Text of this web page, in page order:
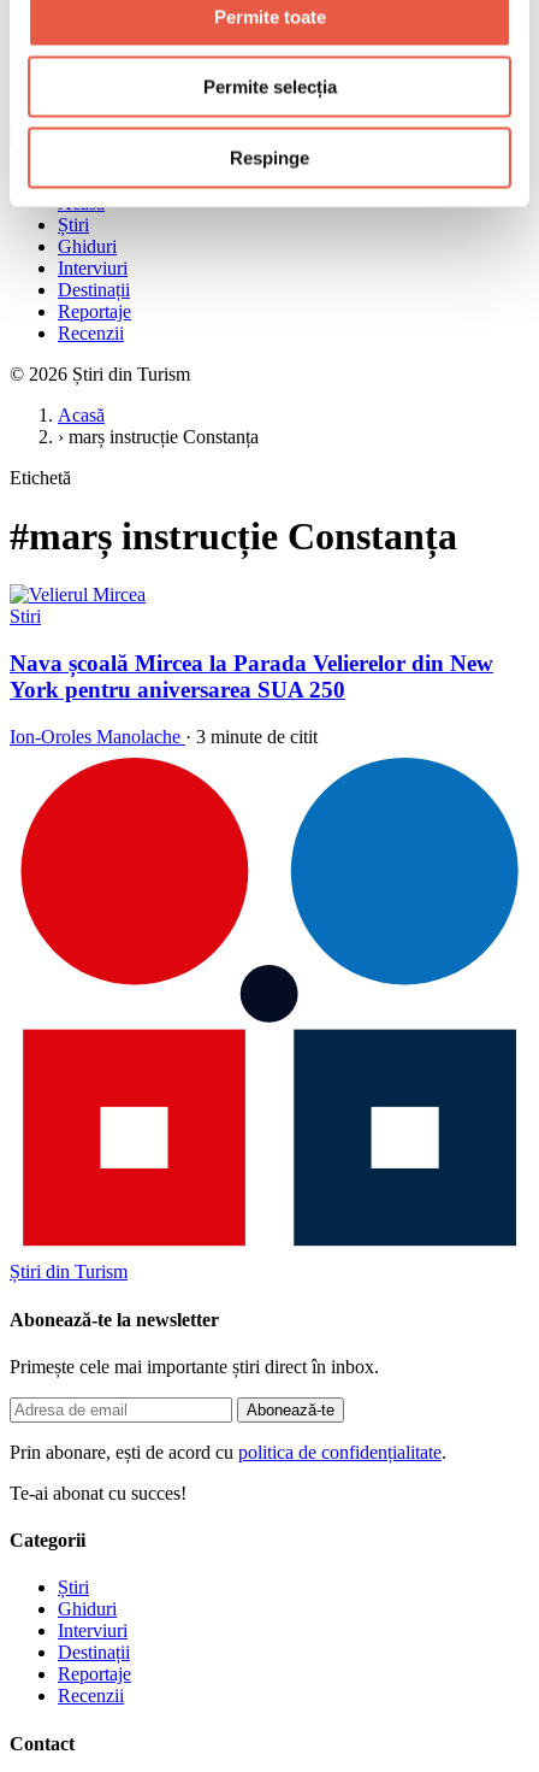
Permite toate
Permite selecția
Respinge
Acasă
Știri
Ghiduri
Interviuri
Destinații
Reportaje
Recenzii
© 2026 Știri din Turism
Acasă
› marș instrucție Constanța
Etichetă
#marș instrucție Constanța
Stiri
Nava școală Mircea la Parada Velierelor din New
York pentru aniversarea SUA 250
Ion-Oroles Manolache · 3 minute de citit
Știri din Turism
Abonează-te la newsletter
Primește cele mai importante știri direct în inbox.
Abonează-te
Prin abonare, ești de acord cu politica de confidențialitate.
Te-ai abonat cu succes!
Categorii
Știri
Ghiduri
Interviuri
Destinații
Reportaje
Recenzii
Contact